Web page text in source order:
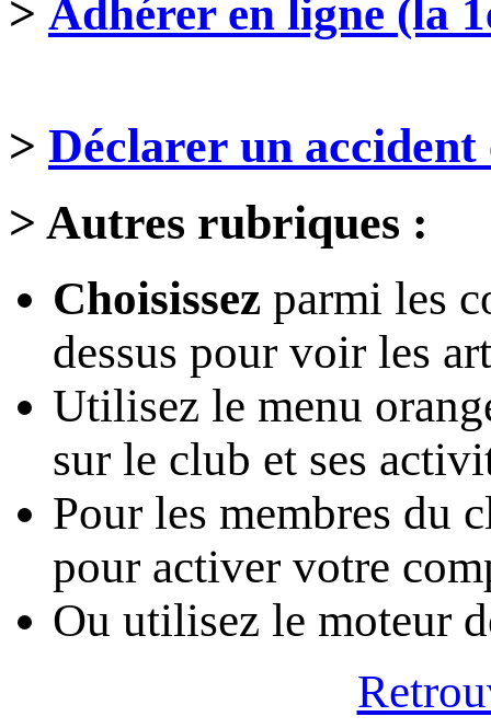
> Adhérer en ligne (la
> Déclarer un accident
> Autres rubriques :
Choisissez parmi les
dessus pour voir les
Utilisez le menu
sur le club et ses
Pour les membres du
pour activer votre
Ou utilisez le moteur